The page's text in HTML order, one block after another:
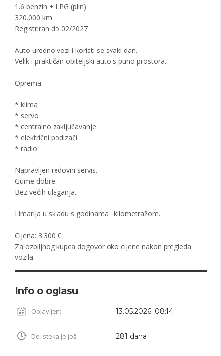
1.6 benzin + LPG (plin)
320.000 km
Registriran do 02/2027
Auto uredno vozi i koristi se svaki dan.
Velik i praktičan obiteljski auto s puno prostora.
Oprema:
* klima
* servo
* centralno zaključavanje
* električni podizači
* radio
Napravljen redovni servis.
Gume dobre.
Bez većih ulaganja.
Limarija u skladu s godinama i kilometražom.
Cijena: 3.300 €
Za ozbiljnog kupca dogovor oko cijene nakon pregleda
vozila.
Info o oglasu
Objavljen: 13.05.2026. 08:14
Do isteka je još: 281 dana